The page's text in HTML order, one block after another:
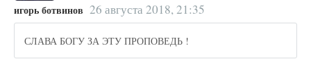
игорь ботвинов 26 августа 2018, 21:35
СЛАВА БОГУ ЗА ЭТУ ПРОПОВЕДЬ !